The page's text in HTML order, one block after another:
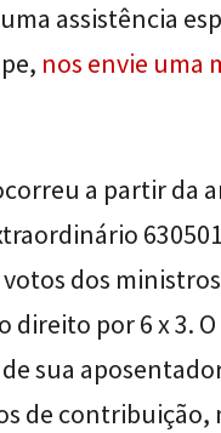
assistência
nos envie uma
a partir da
dos
direito por 6 x 3.
sua
de contribuição,